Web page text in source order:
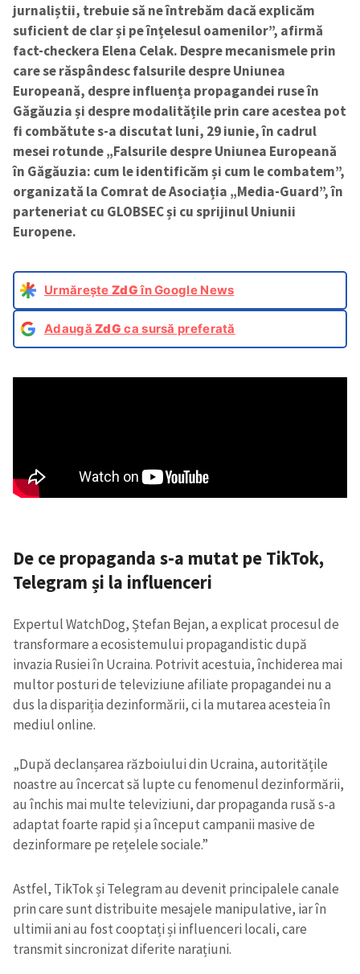
jurnaliștii, trebuie să ne întrebăm dacă explicăm
suficient de clar și pe înțelesul oamenilor”, afirmă
fact-checkera Elena Celak. Despre mecanismele prin
care se răspândesc falsurile despre Uniunea
Europeană, despre influența propagandei ruse în
Găgăuzia și despre modalitățile prin care acestea pot
fi combătute s-a discutat luni, 29 iunie, în cadrul
mesei rotunde „Falsurile despre Uniunea Europeană
în Găgăuzia: cum le identificăm și cum le combatem”,
organizată la Comrat de Asociația „Media-Guard”, în
parteneriat cu GLOBSEC și cu sprijinul Uniunii
Europene.
Urmărește ZdGîn Google News
AdaugăZdG ca sursă preferată
De ce propaganda s-a mutat pe TikTok,
Telegram și la influenceri
Expertul WatchDog, Ștefan Bejan, a explicat procesul de
transformare a ecosistemului propagandistic după
invazia Rusiei în Ucraina. Potrivit acestuia, închiderea mai
multor posturi de televiziune afiliate propagandei nu a
dus la dispariția dezinformării, ci la mutarea acesteia în
mediul online.
„După declanșarea războiului din Ucraina, autoritățile
noastre au încercat să lupte cu fenomenul dezinformării,
au închis mai multe televiziuni, dar propaganda rusă s-a
adaptat foarte rapid și a început campanii masive de
dezinformare pe rețelele sociale.”
Astfel, TikTok și Telegram au devenit principalele canale
prin care sunt distribuite mesajele manipulative, iar în
ultimii ani au fost cooptați și influenceri locali, care
transmit sincronizat diferite narațiuni.